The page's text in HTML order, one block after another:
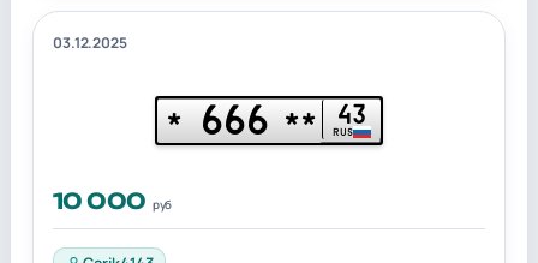
03.12.2025
* 666 ** 43
RUS
10 000 руб